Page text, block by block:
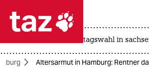
 taz zahl ich
taz zahl ich
landtagswahl in
Altersarmut in Hamburg: Rentner